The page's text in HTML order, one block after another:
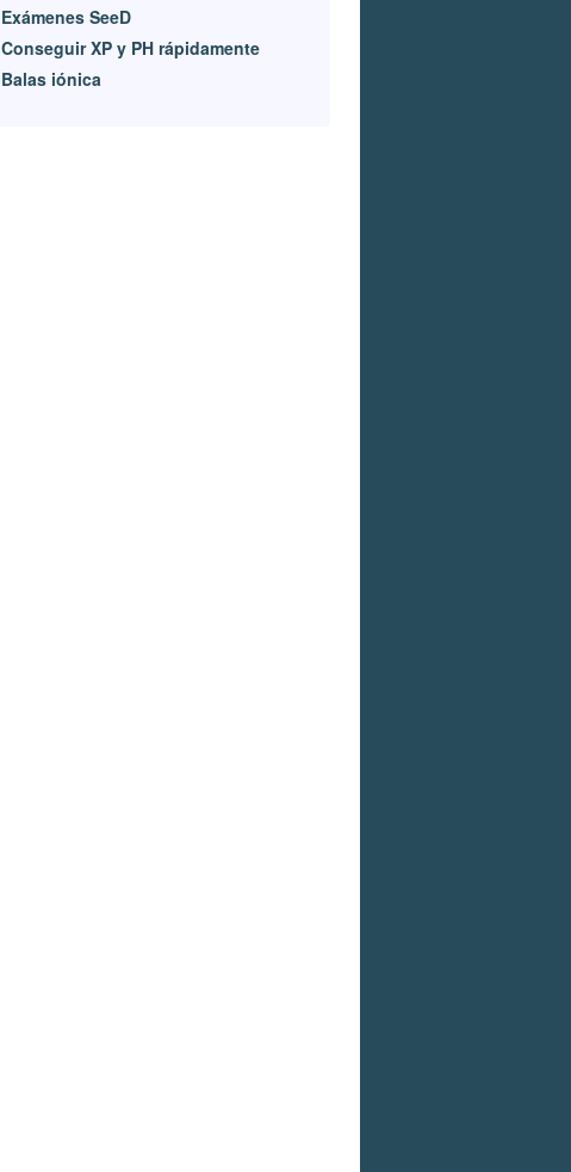
Exámenes SeeD
Conseguir XP y PH rápidamente
Balas iónica